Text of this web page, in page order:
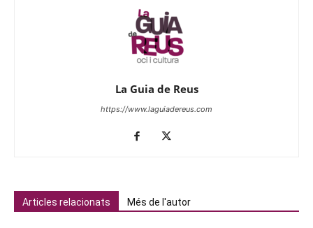
La Guia de Reus
https://www.laguiadereus.com
Articles relacionats Més de l'autor